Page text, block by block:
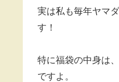
実は私も毎年ヤマ
す！
特に福袋の中身は
ですよ。